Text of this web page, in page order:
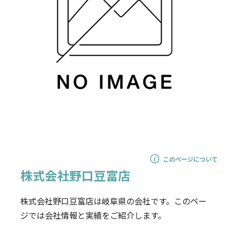
このページについて
株式会社野口豆富店
株式会社野口豆富店は岐阜県の会社です。このペー
ジでは会社情報と実績をご紹介します。